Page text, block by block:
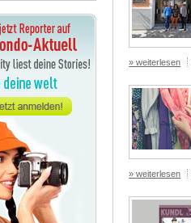
» weiterlesen
» weiterlesen